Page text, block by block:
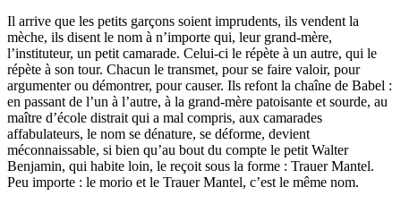
Il arrive que les petits garçons soient imprudents, ils vendent la
mèche, ils disent le nom à n’importe qui, leur grand-mère,
l’instituteur, un petit camarade. Celui-ci le répète à un autre, qui le
répète à son tour. Chacun le transmet, pour se faire valoir, pour
argumenter ou démontrer, pour causer. Ils refont la chaîne de Babel :
en passant de l’un à l’autre, à la grand-mère patoisante et sourde, au
maître d’école distrait qui a mal compris, aux camarades
affabulateurs, le nom se dénature, se déforme, devient
méconnaissable, si bien qu’au bout du compte le petit Walter
Benjamin, qui habite loin, le reçoit sous la forme : Trauer Mantel.
Peu importe : le morio et le Trauer Mantel, c’est le même nom.